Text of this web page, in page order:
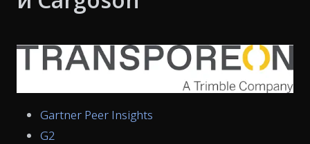
Gartner Peer Insights
G2